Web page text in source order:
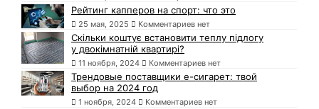
Рейтинг капперов на спорт: что это
25 мая, 2025 Комментариев нет
Скільки коштує встановити теплу підлогу
у двокімнатній квартирі?
11 ноября, 2024 Комментариев нет
Трендовые поставщики e-сигарет: твой
выбор на 2024 год
1 ноября, 2024 Комментариев нет